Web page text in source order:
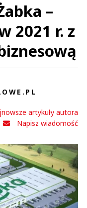
–
2021 r. z
artykuły autora
Napisz wiadomość